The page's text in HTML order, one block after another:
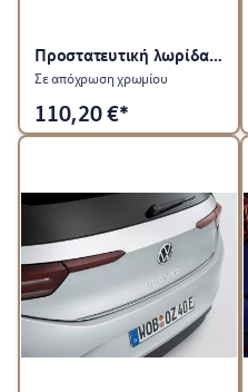
Προστατευτική λωρίδα για πίσω καπό
Σε απόχρωση χρωμίου
110,20€*